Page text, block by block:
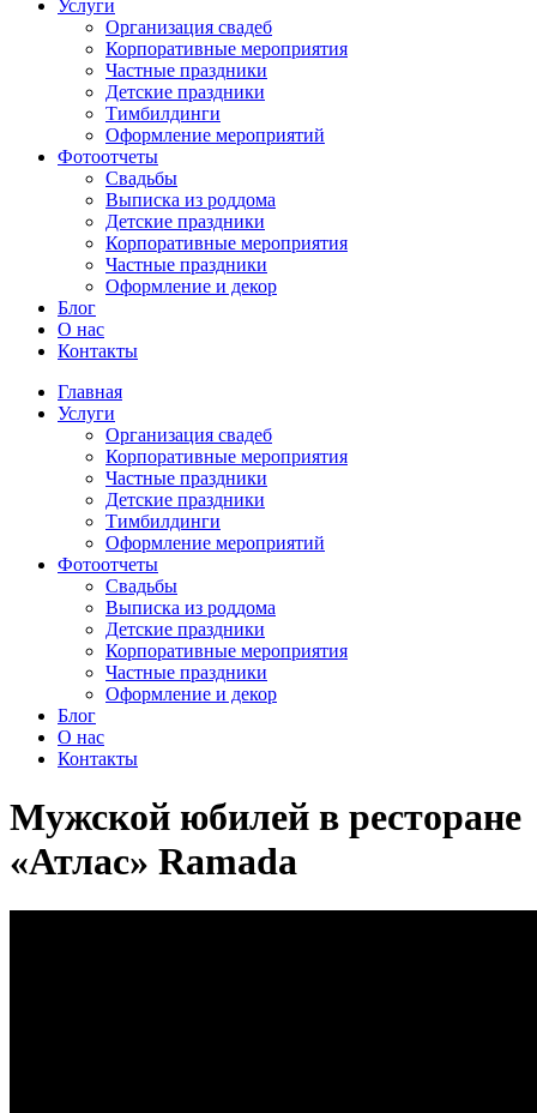
Услуги
Организация свадеб
Корпоративные мероприятия
Частные праздники
Детские праздники
Тимбилдинги
Оформление мероприятий
Фотоотчеты
Cвадьбы
Выписка из роддома
Детские праздники
Корпоративные мероприятия
Частные праздники
Оформление и декор
Блог
О нас
Контакты
Главная
Услуги
Организация свадеб
Корпоративные мероприятия
Частные праздники
Детские праздники
Тимбилдинги
Оформление мероприятий
Фотоотчеты
Cвадьбы
Выписка из роддома
Детские праздники
Корпоративные мероприятия
Частные праздники
Оформление и декор
Блог
О нас
Контакты
Мужской юбилей в ресторане
«Атлас» Ramada